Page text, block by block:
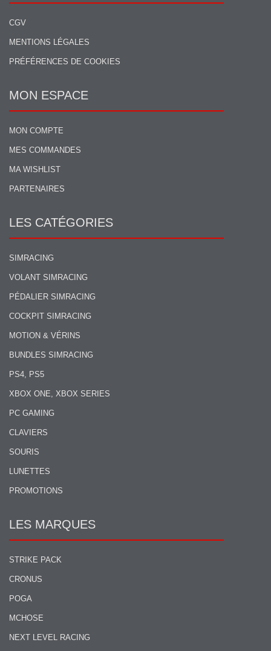
CGV
MENTIONS LÉGALES
PRÉFÉRENCES DE COOKIES
MON ESPACE
MON COMPTE
MES COMMANDES
MA WISHLIST
PARTENAIRES
LES CATÉGORIES
SIMRACING
VOLANT SIMRACING
PÉDALIER SIMRACING
COCKPIT SIMRACING
MOTION & VÉRINS
BUNDLES SIMRACING
PS4, PS5
XBOX ONE, XBOX SERIES
PC GAMING
CLAVIERS
SOURIS
LUNETTES
PROMOTIONS
LES MARQUES
STRIKE PACK
CRONUS
POGA
MCHOSE
NEXT LEVEL RACING